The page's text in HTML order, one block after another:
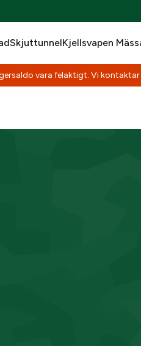
SkjuttunnelKjellsvapen
vara felaktigt. Vi